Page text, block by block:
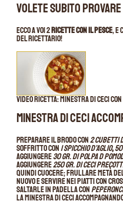
Volete subito
Ecco a voi 2ricette con il pesce, e
del ricettario!
Video ricetta: minestra di ceci con
Minestra di ceci
Preparare il brodo con2 cubetti
soffritto con1 spicchio d’aglio,
aggiungere30 gr. di polpa d
aggiungere250 gr. di ceci
quindi cuocere; frullare metà
nuovo e servire nei piatti con
saltarle in padella con
la minestra di ceci